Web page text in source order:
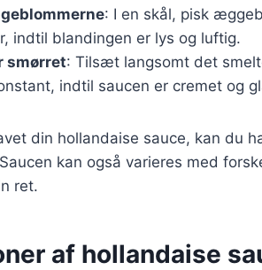
: I en skål, pisk
indtil blandingen er lys og luftig.
smørret: Tilsæt langsomt det
indtil saucen er cremet og
din hollandaise sauce, kan du
kan også varieres med
ret.
af hollandaise